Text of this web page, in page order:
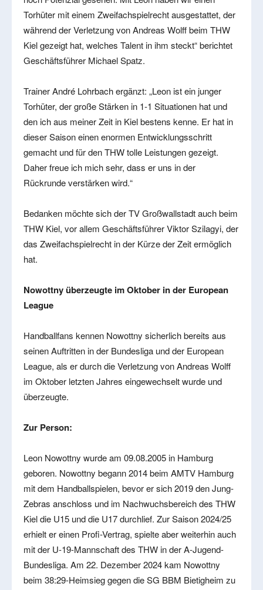
Torhüter mit einem Zweifachspielrecht ausgestattet, der
während der Verletzung von Andreas Wolff beim THW
Kiel gezeigt hat, welches Talent in ihm steckt“ berichtet
Geschäftsführer Michael Spatz.
Trainer André Lohrbach ergänzt: „Leon ist ein junger
Torhüter, der große Stärken in 1-1 Situationen hat und
den ich aus meiner Zeit in Kiel bestens kenne. Er hat in
dieser Saison einen enormen Entwicklungsschritt
gemacht und für den THW tolle Leistungen gezeigt.
Daher freue ich mich sehr, dass er uns in der
Rückrunde verstärken wird.“
Bedanken möchte sich der TV Großwallstadt auch beim
THW Kiel, vor allem Geschäftsführer Viktor Szilagyi, der
das Zweifachspielrecht in der Kürze der Zeit ermöglich
hat.
Nowottny überzeugte im Oktober in der European
League
Handballfans kennen Nowottny sicherlich bereits aus
seinen Auftritten in der Bundesliga und der European
League, als er durch die Verletzung von Andreas Wolff
im Oktober letzten Jahres eingewechselt wurde und
überzeugte.
Zur Person:
Leon Nowottny wurde am 09.08.2005 in Hamburg
geboren. Nowottny begann 2014 beim AMTV Hamburg
mit dem Handballspielen, bevor er sich 2019 den Jung-
Zebras anschloss und im Nachwuchsbereich des THW
Kiel die U15 und die U17 durchlief. Zur Saison 2024/25
erhielt er einen Profi-Vertrag, spielte aber weiterhin auch
mit der U-19-Mannschaft des THW in der A-Jugend-
Bundesliga. Am 22. Dezember 2024 kam Nowottny
beim 38:29-Heimsieg gegen die SG BBM Bietigheim zu